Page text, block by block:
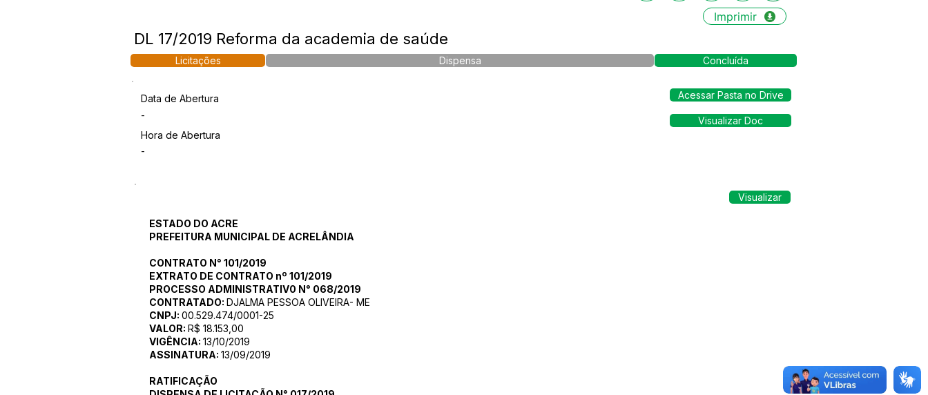
Imprimir
DL 17/2019 Reforma da academia de saúde
Licitações Dispensa Concluída
Data de Abertura
-
Hora de Abertura
-
Acessar Pasta no Drive
Visualizar Doc
Visualizar
ESTADO DO ACRE
PREFEITURA MUNICIPAL DE ACRELÂNDIA
CONTRATO N° 101/2019
EXTRATO DE CONTRATO nº 101/2019
PROCESSO ADMINISTRATIV0 N° 068/2019
CONTRATADO: DJALMA PESSOA OLIVEIRA- ME
CNPJ: 00.529.474/0001-25
VALOR: R$ 18.153,00
VIGÊNCIA: 13/10/2019
ASSINATURA: 13/09/2019
RATIFICAÇÃO